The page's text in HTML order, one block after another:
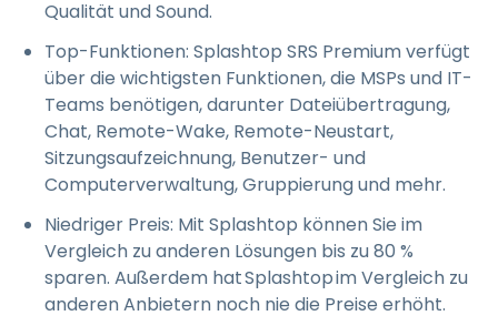
Qualität und Sound.
Top-Funktionen: Splashtop SRS Premium verfügt
über die wichtigsten Funktionen, die MSPs und IT-
Teams benötigen, darunter Dateiübertragung,
Chat, Remote-Wake, Remote-Neustart,
Sitzungsaufzeichnung, Benutzer- und
Computerverwaltung, Gruppierung und mehr.
Niedriger Preis: Mit Splashtop können Sie im
Vergleich zu anderen Lösungen bis zu 80 %
sparen. Außerdem hat Splashtop im Vergleich zu
anderen Anbietern noch nie die Preise erhöht.